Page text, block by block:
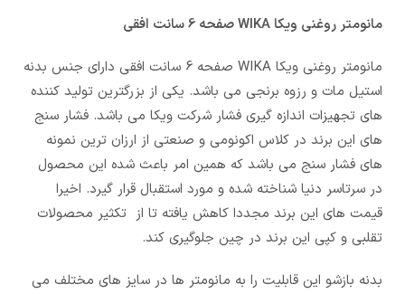
مانومتر روغنی ویکا WIKA صفحه 6 سانت افقی
مانومتر روغنی ویکا WIKA صفحه 6 سانت افقی دارای جنس بدنه
استیل مات و رزوه برنجی می باشد. یکی از بزرگترین تولید کننده
های تجهیزات اندازه گیری فشار شرکت ویکا می باشد. فشار سنج
های این برند در کلاس اکونومی و صنعتی از ارزان ترین نمونه
های فشار سنج می باشد که همین امر باعث شده این محصول
در سرتاسر دنیا شناخته شده و مورد استقبال قرار گیرد. اخیرا
قیمت های این برند مجددا کاهش یافته تا از تکثیر محصولات
تقلبی و کپی این برند در چین جلوگیری کند.
بدنه بازشو این قابلیت را به مانومتر ها در سایز های مختلف می